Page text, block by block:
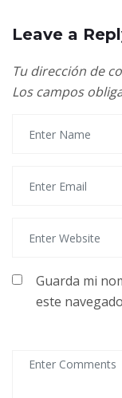
Leave a
Tu dirección de
Los campos
Guarda mi
este